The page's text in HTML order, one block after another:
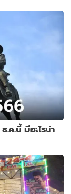
.ค.นี้ มีอะไรน่า